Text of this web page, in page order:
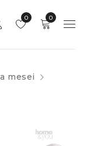
0
0
mesei